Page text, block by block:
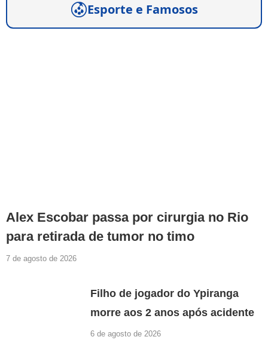
Esporte e Famosos
Alex Escobar passa por cirurgia no Rio
para retirada de tumor no timo
7 de agosto de 2026
Filho de jogador do Ypiranga
morre aos 2 anos após acidente
6 de agosto de 2026